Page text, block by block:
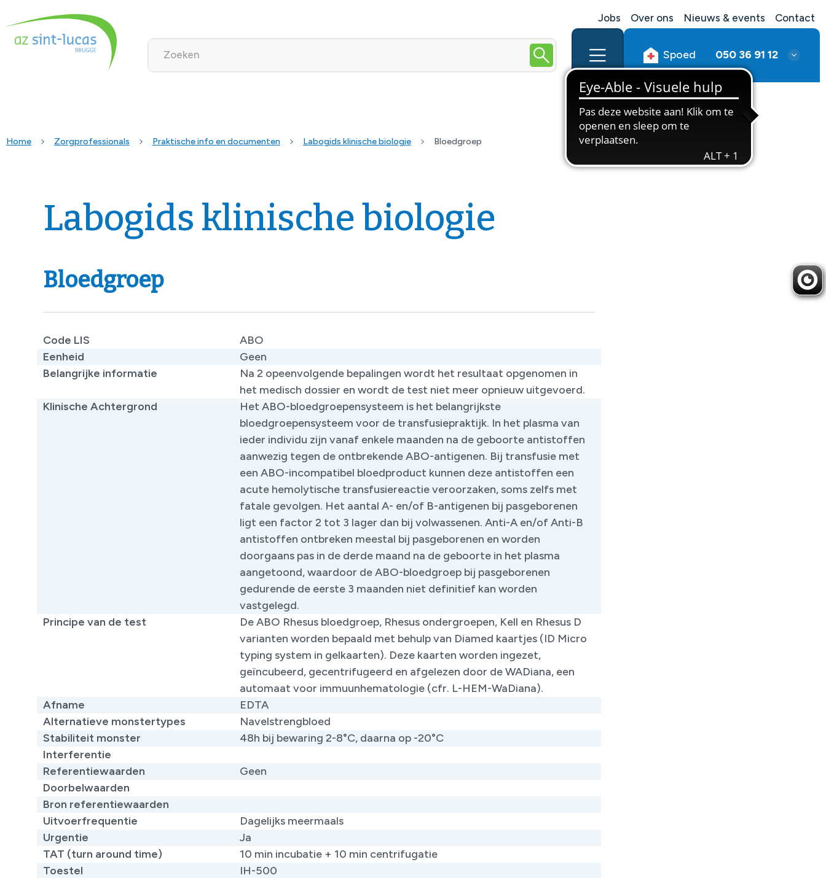
Jobs Over ons Nieuws & events Contact
Spoed 050 36 91 12
Home Zorgprofessionals Praktische info en documenten Labogids klinische biologie Bloedgroep
Labogids klinische biologie
Bloedgroep
Code LIS
ABO
Eenheid
Geen
Belangrijke informatie
Na 2 opeenvolgende bepalingen wordt het resultaat opgenomen in
het medisch dossier en wordt de test niet meer opnieuw uitgevoerd.
Klinische Achtergrond
Het ABO-bloedgroepensysteem is het belangrijkste
bloedgroepensysteem voor de transfusiepraktijk. In het plasma van
ieder individu zijn vanaf enkele maanden na de geboorte antistoffen
aanwezig tegen de ontbrekende ABO-antigenen. Bij transfusie met
een ABO-incompatibel bloedproduct kunnen deze antistoffen een
acute hemolytische transfusiereactie veroorzaken, soms zelfs met
fatale gevolgen. Het aantal A- en/of B-antigenen bij pasgeborenen
ligt een factor 2 tot 3 lager dan bij volwassenen. Anti-A en/of Anti-B
antistoffen ontbreken meestal bij pasgeborenen en worden
doorgaans pas in de derde maand na de geboorte in het plasma
aangetoond, waardoor de ABO-bloedgroep bij pasgeborenen
gedurende de eerste 3 maanden niet definitief kan worden
vastgelegd.
Principe van de test
De ABO Rhesus bloedgroep, Rhesus ondergroepen, Kell en Rhesus D
varianten worden bepaald met behulp van Diamed kaartjes (ID Micro
typing system in gelkaarten). Deze kaarten worden ingezet,
geïncubeerd, gecentrifugeerd en afgelezen door de WADiana, een
automaat voor immuunhematologie (cfr. L-HEM-WaDiana).
Afname
EDTA
Alternatieve monstertypes
Navelstrengbloed
Stabiliteit monster
48h bij bewaring 2-8°C, daarna op -20°C
Interferentie
Referentiewaarden
Geen
Doorbelwaarden
Bron referentiewaarden
Uitvoerfrequentie
Dagelijks meermaals
Urgentie
Ja
TAT (turn around time)
10 min incubatie + 10 min centrifugatie
Toestel
IH-500